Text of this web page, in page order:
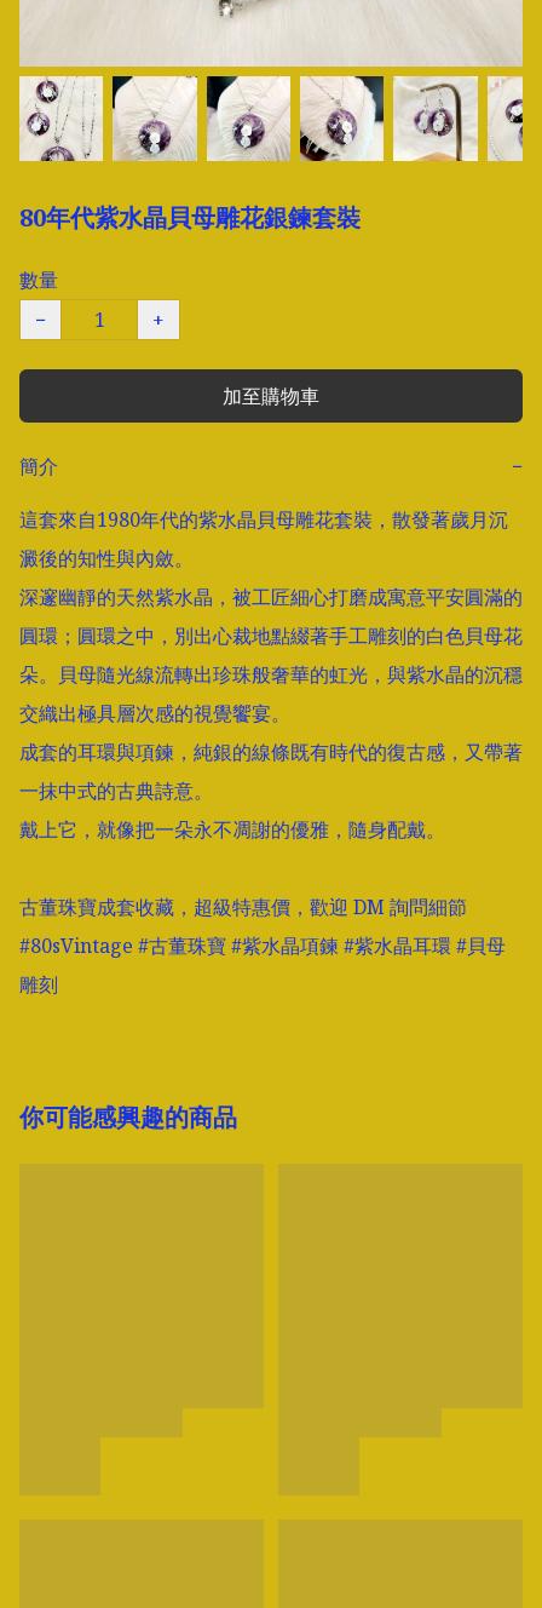
80年代紫水晶貝母雕花銀鍊套裝
數量
−
+
加至購物車
簡介
−
這套來自1980年代的紫水晶貝母雕花套裝，散發著歲月沉
澱後的知性與內斂。
深邃幽靜的天然紫水晶，被工匠細心打磨成寓意平安圓滿的
圓環；圓環之中，別出心裁地點綴著手工雕刻的白色貝母花
朵。貝母隨光線流轉出珍珠般奢華的虹光，與紫水晶的沉穩
交織出極具層次感的視覺饗宴。
成套的耳環與項鍊，純銀的線條既有時代的復古感，又帶著
一抹中式的古典詩意。
戴上它，就像把一朵永不凋謝的優雅，隨身配戴。
古董珠寶成套收藏，超級特惠價，歡迎 DM 詢問細節
#80sVintage #古董珠寶 #紫水晶項鍊 #紫水晶耳環 #貝母
雕刻
你可能感興趣的商品